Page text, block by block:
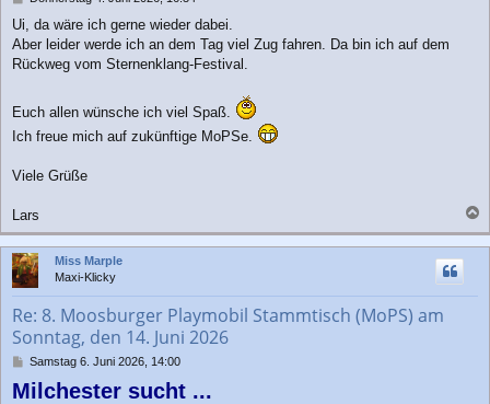
i
t
r
Ui, da wäre ich gerne wieder dabei.
Aber leider werde ich an dem Tag viel Zug fahren. Da bin ich auf dem
Rückweg vom Sternenklang-Festival.
Euch allen wünsche ich viel Spaß.
Ich freue mich auf zukünftige MoPSe.
Viele Grüße
Lars
a
c
Miss Marple
Maxi-Klicky
Re: 8. Moosburger Playmobil Stammtisch (MoPS) am
Sonntag, den 14. Juni 2026
B
i
Samstag 6. Juni 2026, 14:00
Milchester sucht ...